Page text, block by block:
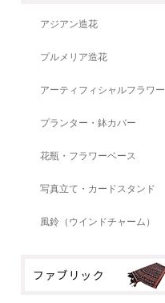
アジアン造花
プルメリア造花
アーティフィシャルフラワー
プランター・鉢カバー
花瓶・フラワーベース
写真立て・カードスタンド
風鈴（ウインドチャーム）